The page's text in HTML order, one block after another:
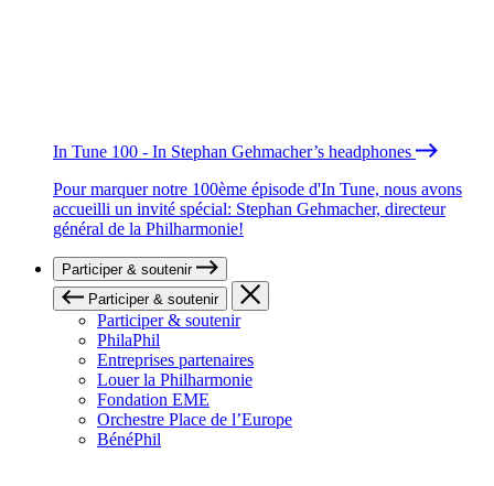
In Tune 100 - In Stephan Gehmacher’s headphones
Pour marquer notre 100ème épisode d'In Tune, nous avons
accueilli un invité spécial: Stephan Gehmacher, directeur
général de la Philharmonie!
Participer & soutenir
Participer & soutenir
Participer & soutenir
PhilaPhil
Entreprises partenaires
Louer la Philharmonie
Fondation EME
Orchestre Place de l’Europe
BénéPhil